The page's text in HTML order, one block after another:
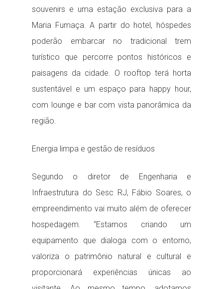
souvenirs e uma estação exclusiva para a
Maria Fumaça. A partir do hotel, hóspedes
poderão embarcar no tradicional trem
turístico que percorre pontos históricos e
paisagens da cidade. O rooftop terá horta
sustentável e um espaço para happy hour,
com lounge e bar com vista panorâmica da
região.
Energia limpa e gestão de resíduos
Segundo o diretor de Engenharia e
Infraestrutura do Sesc RJ, Fábio Soares, o
empreendimento vai muito além de oferecer
hospedagem. “Estamos criando um
equipamento que dialoga com o entorno,
valoriza o patrimônio natural e cultural e
proporcionará experiências únicas ao